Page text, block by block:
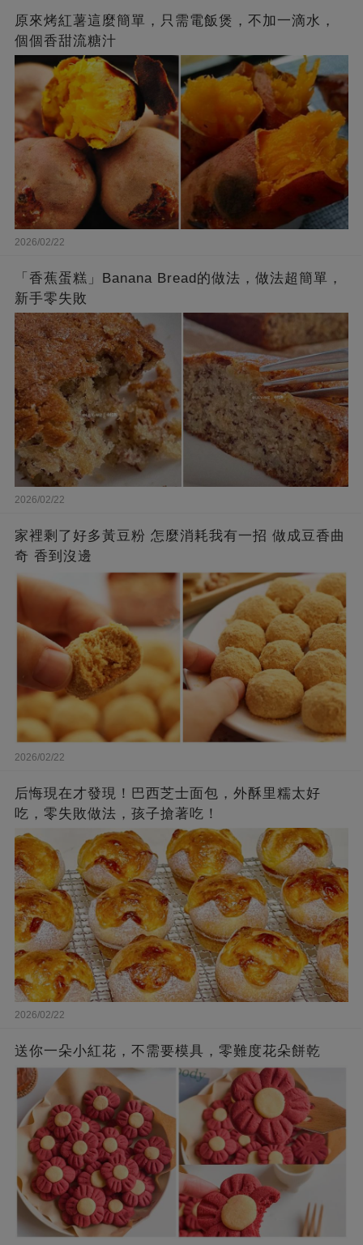
原來烤紅薯這麼簡單，只需電飯煲，不加一滴水，
個個香甜流糖汁
2026/02/22
「香蕉蛋糕」Banana Bread的做法，做法超簡單，
新手零失敗
2026/02/22
家裡剩了好多黃豆粉 怎麼消耗我有一招 做成豆香曲
奇 香到沒邊
2026/02/22
后悔現在才發現！巴西芝士面包，外酥里糯太好
吃，零失敗做法，孩子搶著吃！
2026/02/22
送你一朵小紅花，不需要模具，零難度花朵餅乾